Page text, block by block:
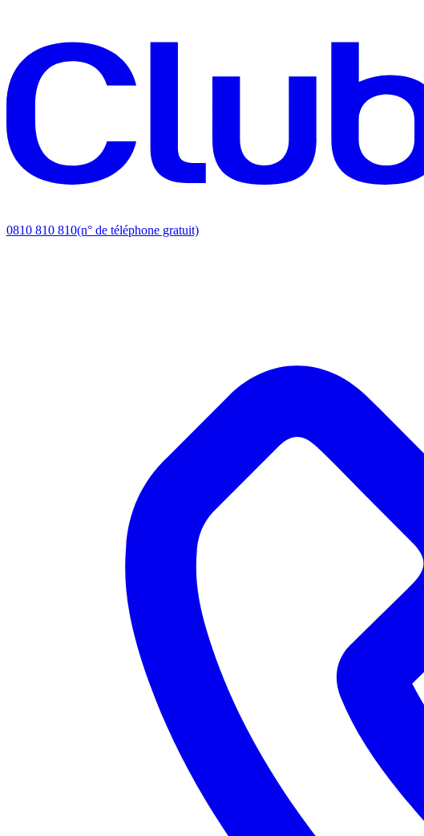
0810 810 810(n° de téléphone gratuit)